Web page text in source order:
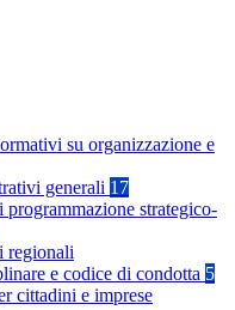
su organizzazione e
generali 17
strategico-
regionali
e codice di condotta 5
cittadini e imprese